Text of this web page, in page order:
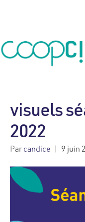
visuels
2022
Parcandice | 9 juin